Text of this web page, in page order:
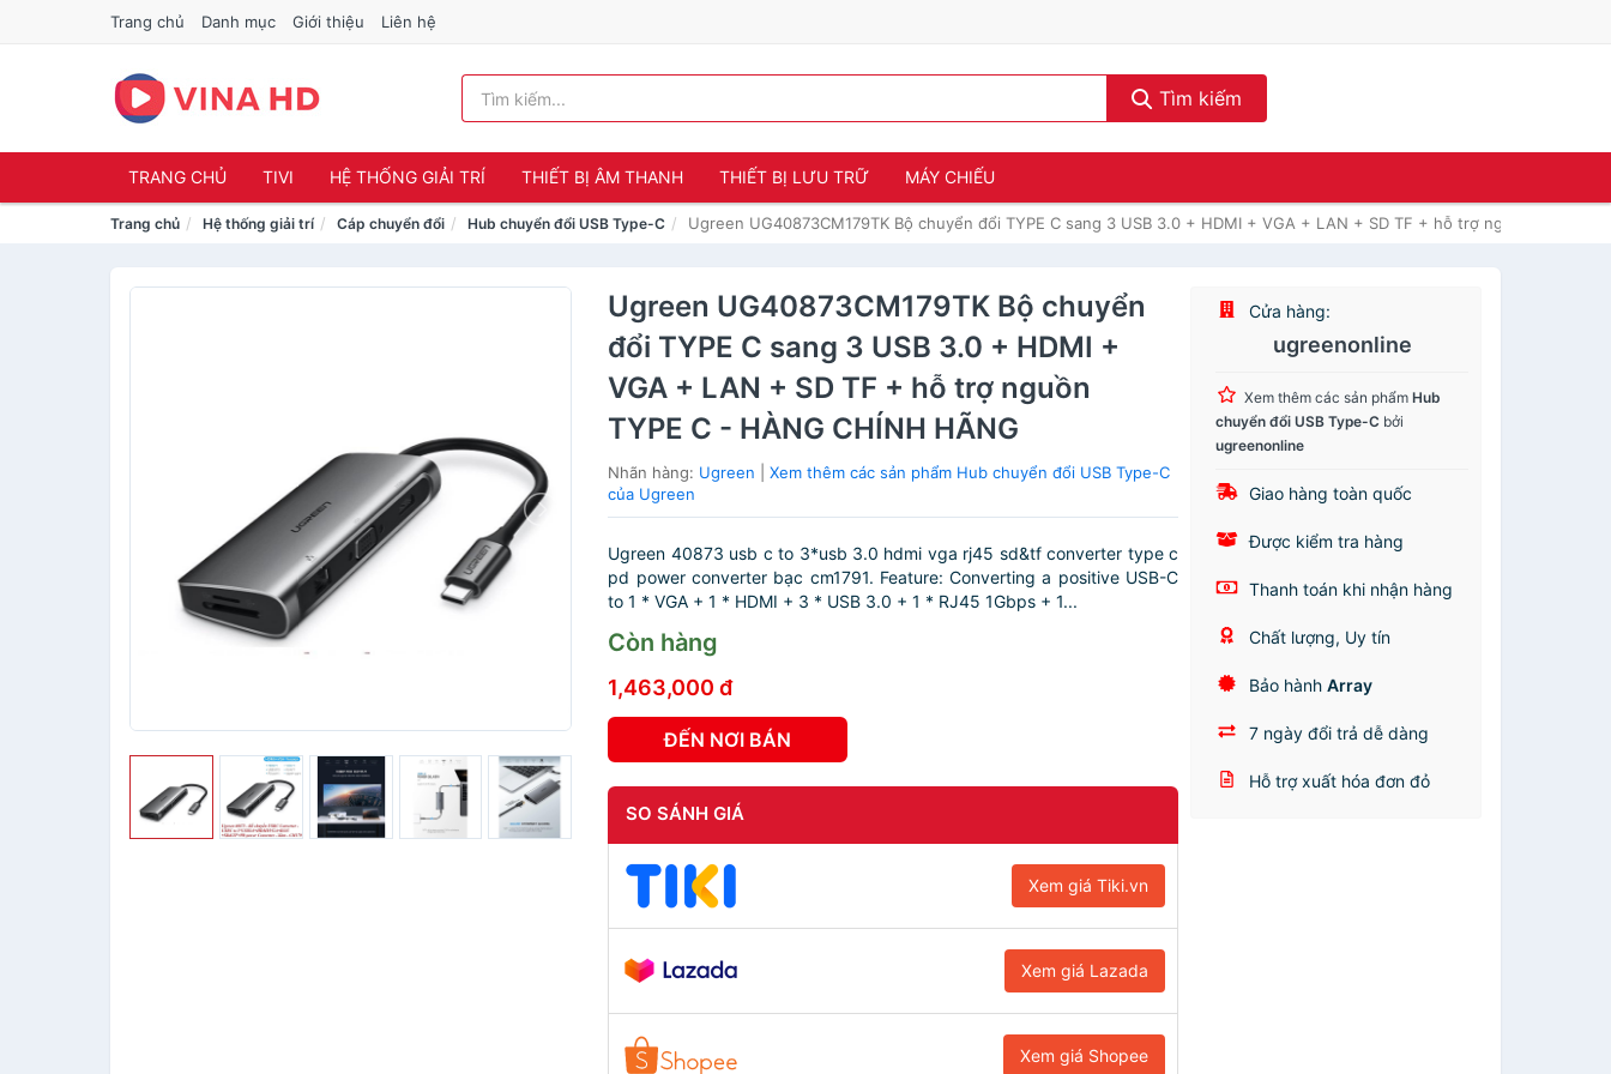
Trang chủ Danh mục Giới thiệu Liên hệ
Tìm kiếm
TRANG CHỦ TIVI HỆ THỐNG GIẢI TRÍ THIẾT BỊ ÂM THANH THIẾT BỊ LƯU TRỮ MÁY CHIẾU
Trang chủ Hệ thống giải trí Cáp chuyển đổi Hub chuyển đổi USB Type-C Ugreen UG40873CM179TK Bộ chuyển đổi TYPE C sang 3 USB 3.0 + HDMI + VGA + LAN + SD TF + hỗ trợ nguồn TYPE C -
Ugreen UG40873CM179TK Bộ chuyển
đổi TYPE C sang 3 USB 3.0 + HDMI +
VGA + LAN + SD TF + hỗ trợ nguồn
TYPE C - HÀNG CHÍNH HÃNG
Nhãn hàng: Ugreen |Xem thêm các sản phẩm Hub chuyển đổi USB Type-C
của Ugreen
Ugreen 40873 usb c to 3*usb 3.0 hdmi vga rj45 sd&tf converter type c
pd power converter bạc cm1791. Feature: Converting a positive USB-C
to 1 * VGA + 1 * HDMI + 3 * USB 3.0 + 1 * RJ45 1Gbps + 1...
Còn hàng
1,463,000 đ
ĐẾN NƠI BÁN
SO SÁNH GIÁ
Xem giá Tiki.vn
Xem giá Lazada
Xem giá Shopee
Cửa hàng:
ugreenonline
Xem thêm các sản phẩmHub
chuyển đổi USB Type-C bởi
ugreenonline
Giao hàng toàn quốc
Được kiểm tra hàng
Thanh toán khi nhận hàng
Chất lượng, Uy tín
Bảo hànhArray
7 ngày đổi trả dễ dàng
Hỗ trợ xuất hóa đơn đỏ